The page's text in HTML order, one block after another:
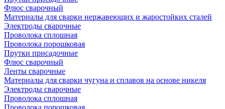
Флюс сварочный
Материалы для сварки нержавеющих и жаростойких сталей
Электроды сварочные
Проволока сплошная
Проволока порошковая
Прутки присадочные
Флюс сварочный
Ленты сварочные
Материалы для сварки чугуна и сплавов на основе никеля
Электроды сварочные
Проволока сплошная
Проволока порошковая